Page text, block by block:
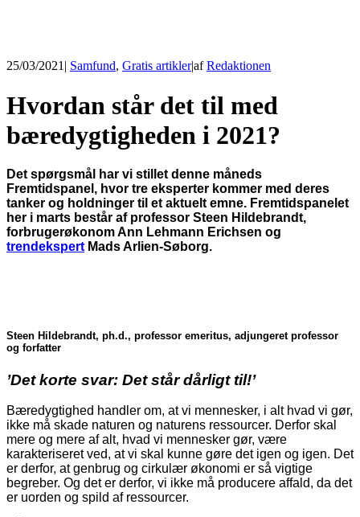
25/03/2021 | Samfund, Gratis artikler|afRedaktionen
Hvordan står det til med
bæredygtigheden i 2021?
Det spørgsmål har vi stillet denne måneds
Fremtidspanel, hvor tre eksperter kommer med deres
tanker og holdninger til et aktuelt emne. Fremtidspanelet
her i marts består af professor Steen Hildebrandt,
forbrugerøkonom Ann Lehmann Erichsen og
trendekspert Mads Arlien-Søborg.
Steen Hildebrandt, ph.d., professor emeritus, adjungeret professor
og forfatter
’Det korte svar: Det står dårligt til!’
Bæredygtighed handler om, at vi mennesker, i alt hvad vi gør,
ikke må skade naturen og naturens ressourcer. Derfor skal
mere og mere af alt, hvad vi mennesker gør, være
karakteriseret ved, at vi skal kunne gøre det igen og igen. Det
er derfor, at genbrug og cirkulær økonomi er så vigtige
begreber. Og det er derfor, vi ikke må producere affald, da det
er uorden og spild af ressourcer.